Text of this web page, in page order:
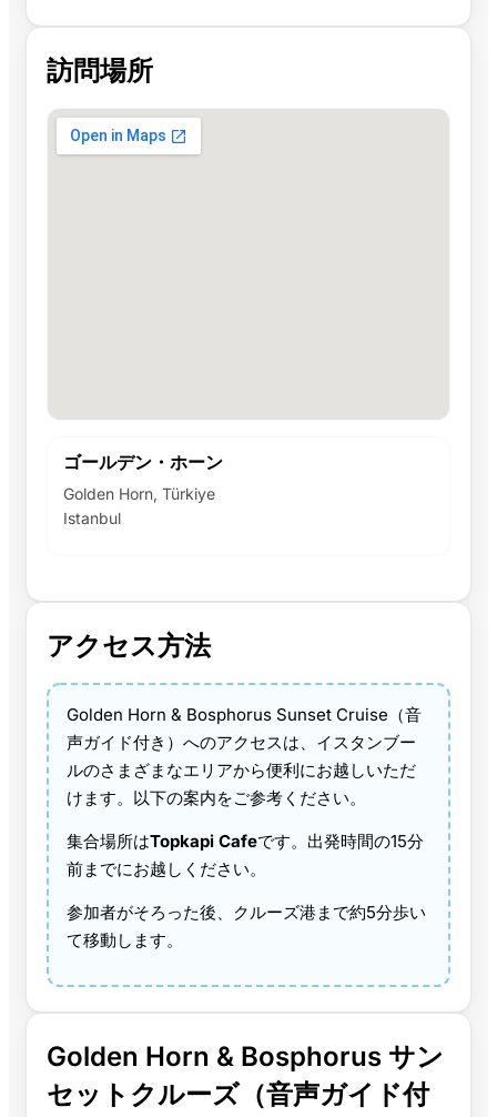
訪問場所
ゴールデン・ホーン
Golden Horn, Türkiye
Istanbul
アクセス方法
Golden Horn & Bosphorus Sunset Cruise（音
声ガイド付き）へのアクセスは、イスタンブー
ルのさまざまなエリアから便利にお越しいただ
けます。以下の案内をご参考ください。
集合場所はTopkapi Cafeです。出発時間の15分
前までにお越しください。
参加者がそろった後、クルーズ港まで約5分歩い
て移動します。
Golden Horn & Bosphorus サン
セットクルーズ（音声ガイド付